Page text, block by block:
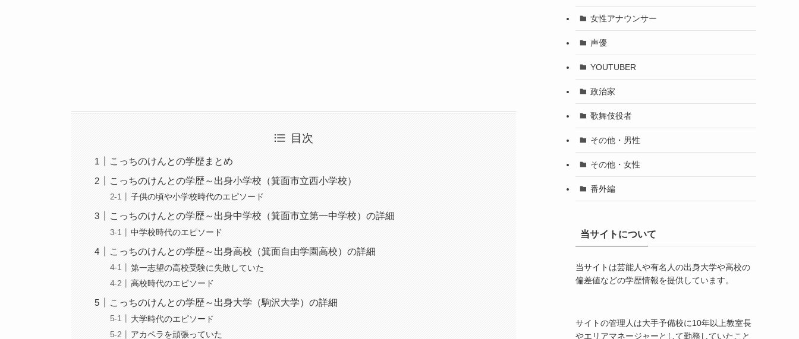
目次
こっちのけんとの学歴まとめ
こっちのけんとの学歴～出身小学校（箕面市立西小学校）
子供の頃や小学校時代のエピソード
こっちのけんとの学歴～出身中学校（箕面市立第一中学校）の詳細
中学校時代のエピソード
こっちのけんとの学歴～出身高校（箕面自由学園高校）の詳細
第一志望の高校受験に失敗していた
高校時代のエピソード
こっちのけんとの学歴～出身大学（駒沢大学）の詳細
大学時代のエピソード
アカペラを頑張っていた
女性アナウンサー
声優
YOUTUBER
政治家
歌舞伎役者
その他・男性
その他・女性
番外編
当サイトについて
当サイトは芸能人や有名人の出身大学や高校の
偏差値などの学歴情報を提供しています。
サイトの管理人は大手予備校に10年以上教室長
やエリアマネージャーとして勤務していたこと